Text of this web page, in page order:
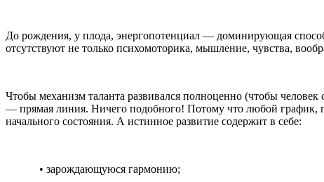
До рождения, у плода, энергопотенциал — доминирующая
отсутствуют не только психомоторика, мышление, чувства,
Чтобы механизм таланта развивался полноценно (чтобы
— прямая линия. Ничего подобного! Потому что любой график,
начального состояния. А истинное развитие содержит в себе:
• зарождающуюся гармонию;